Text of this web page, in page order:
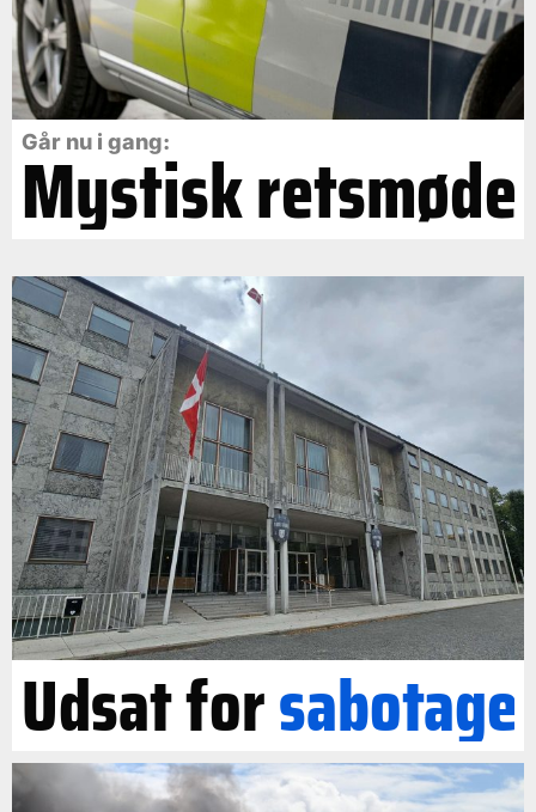
Går nu i gang:
Mystisk retsmøde
Udsat forsabotage